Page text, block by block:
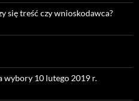
się treść czy wnioskodawca?
wybory 10 lutego 2019 r.